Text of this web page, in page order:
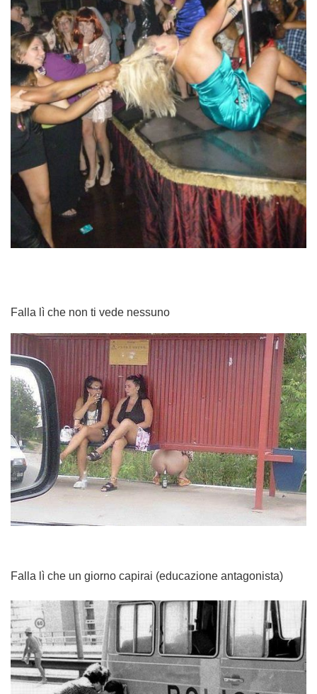
Falla lì che non ti vede nessuno
Falla lì che un giorno capirai (educazione antagonista)